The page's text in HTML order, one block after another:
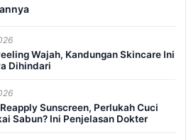
Wajah, Kandungan Skincare Ini
Dihindari
Sunscreen, Perlukah Cuci
Sabun? Ini Penjelasan Dokter